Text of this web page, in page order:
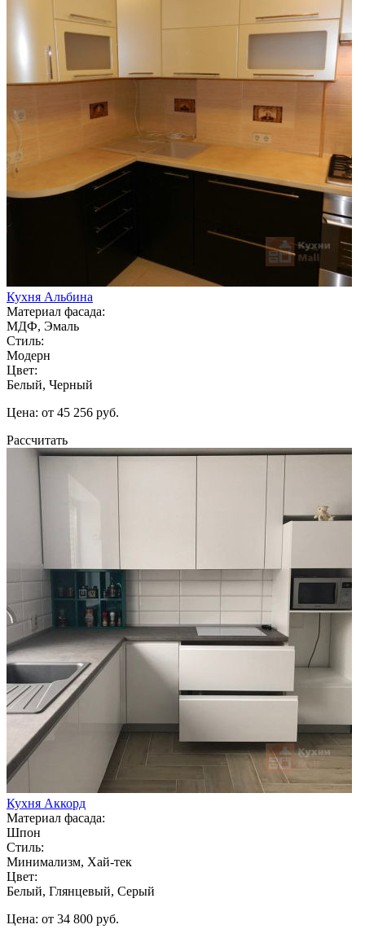
Кухня Альбина
Материал фасада:
МДФ, Эмаль
Стиль:
Модерн
Цвет:
Белый, Черный
Цена: от 45 256 руб.
Рассчитать
Кухня Аккорд
Материал фасада:
Шпон
Стиль:
Минимализм, Хай-тек
Цвет:
Белый, Глянцевый, Серый
Цена: от 34 800 руб.